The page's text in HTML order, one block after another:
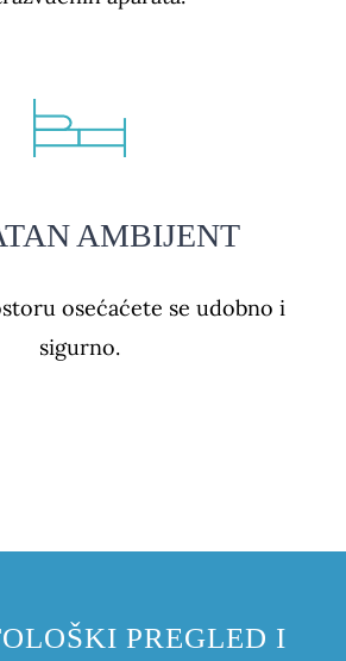
AMBIJENT
osećaćete se udobno i
sigurno.
PREGLED I